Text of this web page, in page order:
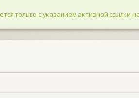
только с указанием активной ссылки